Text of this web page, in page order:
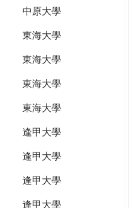
中原大學
東海大學
東海大學
東海大學
東海大學
逢甲大學
逢甲大學
逢甲大學
逢甲大學